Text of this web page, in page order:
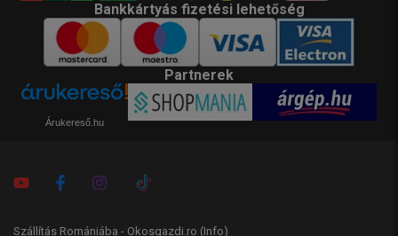
Bankkártyás fizetési lehetőség
Partnerek
Árukereső.hu
Szállítás Romániába - Okosgazdi.ro (Info)